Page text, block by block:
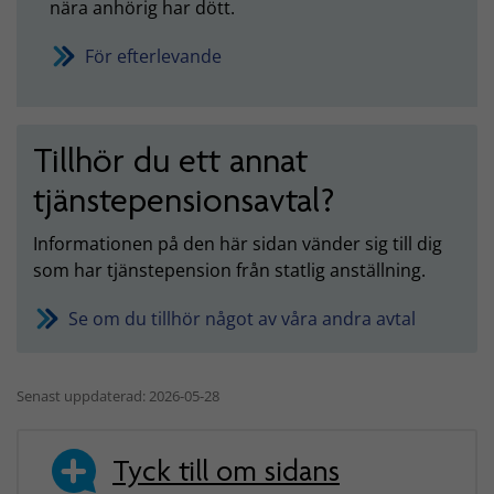
nära anhörig har dött.
För efterlevande
Tillhör du ett annat
tjänstepensionsavtal?
Informationen på den här sidan vänder sig till dig
som har tjänstepension från statlig anställning.
Se om du tillhör något av våra andra avtal
Senast uppdaterad: 2026-05-28
Tyck till om sidans